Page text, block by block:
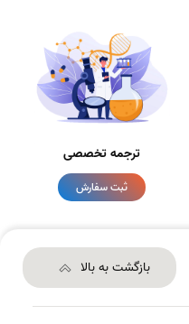
ترجمه تخصصی
ثبت سفارش
بازگشت به بالا